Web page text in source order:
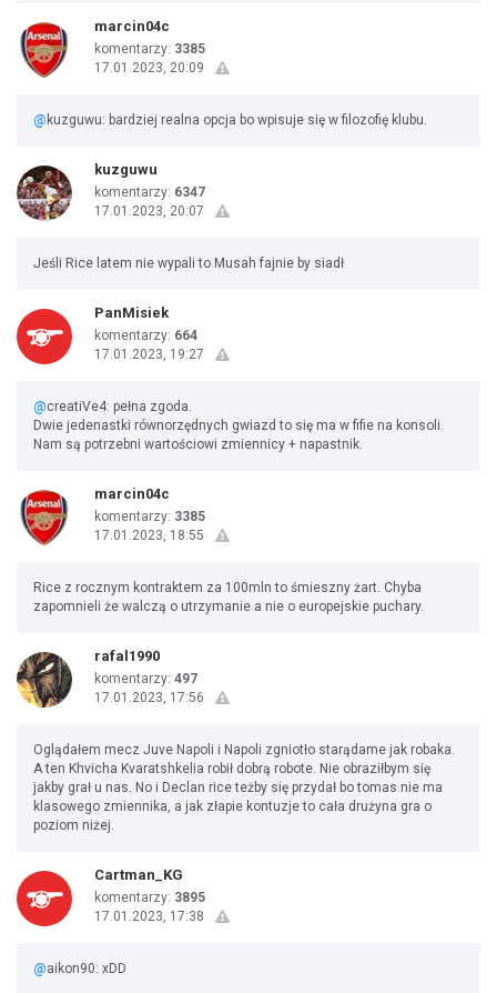
marcin04c
komentarzy: 3385
17.01.2023, 20:09
@ kuzguwu: bardziej realna opcja bo wpisuje się w filozofię klubu.
kuzguwu
komentarzy: 6347
17.01.2023, 20:07
Jeśli Rice latem nie wypali to Musah fajnie by siadł
PanMisiek
komentarzy: 664
17.01.2023, 19:27
@creatiVe4: pełna zgoda.
Dwie jedenastki równorzędnych gwiazd to się ma w fifie na konsoli.
Nam są potrzebni wartościowi zmiennicy + napastnik.
marcin04c
komentarzy: 3385
17.01.2023, 18:55
Rice z rocznym kontraktem za 100mln to śmieszny żart. Chyba
zapomnieli że walczą o utrzymanie a nie o europejskie puchary.
rafal1990
komentarzy: 497
17.01.2023, 17:56
Oglądałem mecz Juve Napoli i Napoli zgniotło starądame jak robaka.
A ten Khvicha Kvaratshkelia robił dobrą robote. Nie obraziłbym się
jakby grał u nas. No i Declan rice teżby się przydał bo tomas nie ma
klasowego zmiennika, a jak złapie kontuzje to cała drużyna gra o
poziom niżej.
Cartman_KG
komentarzy: 3895
17.01.2023, 17:38
@aikon90: xDD